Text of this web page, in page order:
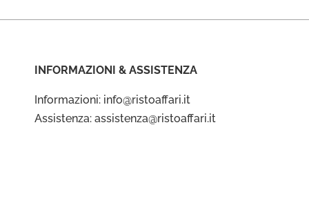
INFORMAZIONI & ASSISTENZA
Informazioni: info@ristoaffari.it
Assistenza: assistenza@ristoaffari.it